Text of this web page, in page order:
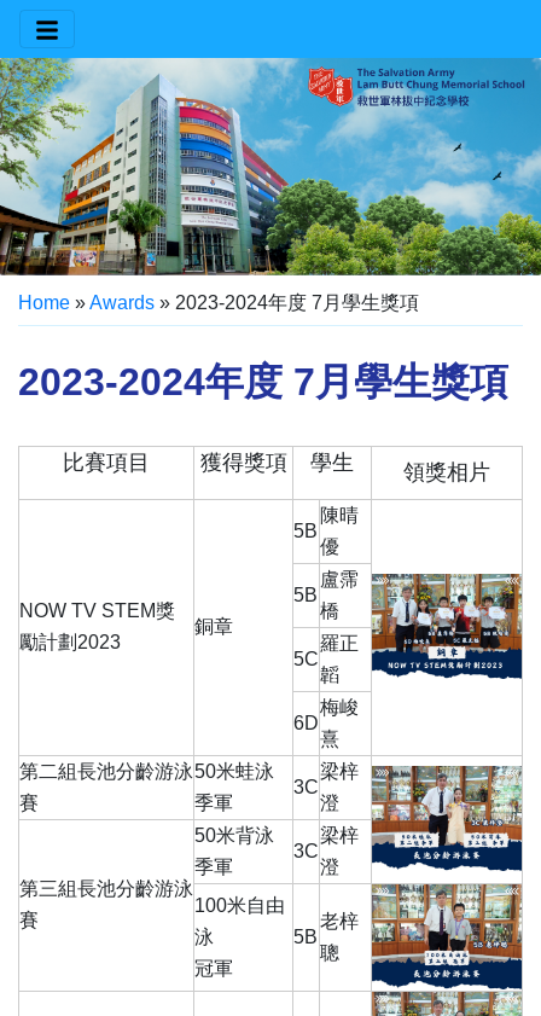
Home »Awards » 2023-2024年度 7月學生獎項
2023-2024年度 7月學生獎項
比賽項目 獲得獎項 學生 領獎相片
NOW TV STEM獎
勵計劃2023
銅章
5B
陳晴
優
5B
盧霈
橋
5C
羅正
韜
6D
梅峻
熹
第二組長池分齡游泳
賽
50米蛙泳
季軍
3C
梁梓
澄
第三組長池分齡游泳
賽
50米背泳
季軍
3C
梁梓
澄
100米自由
泳
冠軍
5B
老梓
聰